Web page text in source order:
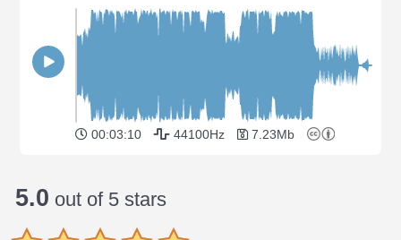
00:03:10 44100Hz 7.23Mb
5.0 out of 5 stars